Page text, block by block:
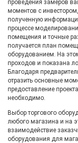
проведения замеров
моментов с
полученную
процессе
помещения и точные
получается план
оборудованием. На
проходов и показана
Благодаря
отразить основные
предоставление
необходимо.
Выбор торгового
любого магазина и на
взаимодействие
оборудования для